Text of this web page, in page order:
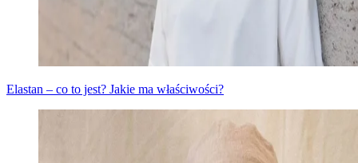
Elastan – co to jest? Jakie ma właściwości?